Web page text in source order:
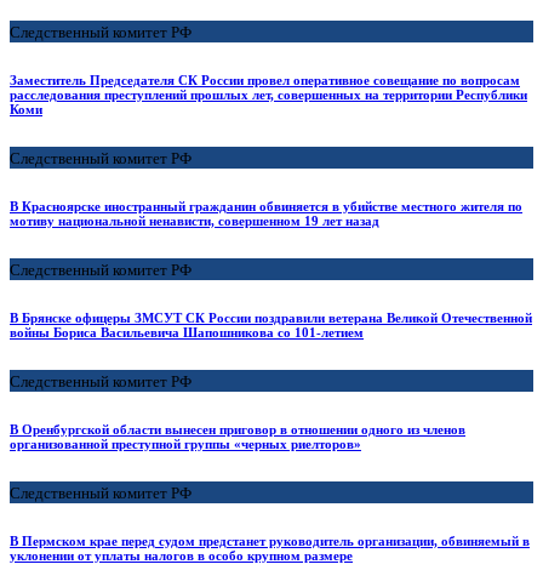
Следственный комитет РФ
Заместитель Председателя СК России провел оперативное совещание по вопросам
расследования преступлений прошлых лет, совершенных на территории Республики
Коми
Следственный комитет РФ
В Красноярске иностранный гражданин обвиняется в убийстве местного жителя по
мотиву национальной ненависти, совершенном 19 лет назад
Следственный комитет РФ
В Брянске офицеры ЗМСУТ СК России поздравили ветерана Великой Отечественной
войны Бориса Васильевича Шапошникова со 101-летием
Следственный комитет РФ
В Оренбургской области вынесен приговор в отношении одного из членов
организованной преступной группы «черных риелторов»
Следственный комитет РФ
В Пермском крае перед судом предстанет руководитель организации, обвиняемый в
уклонении от уплаты налогов в особо крупном размере